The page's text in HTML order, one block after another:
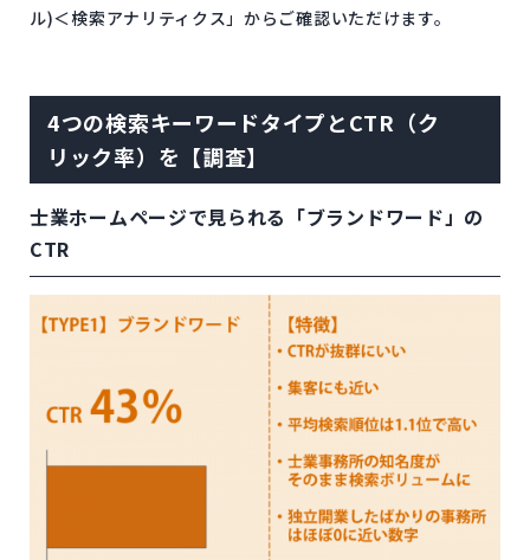
ル)＜検索アナリティクス」からご確認いただけます。
4つの検索キーワードタイプとCTR（ク
リック率）を【調査】
士業ホームページで見られる「ブランドワード」の
CTR